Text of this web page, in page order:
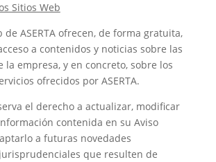
Sitios Web
de ASERTA ofrecen, de forma gratuita,
a contenidos y noticias sobre las
la empresa, y en concreto, sobre los
ofrecidos por ASERTA.
el derecho a actualizar, modificar
contenida en su Aviso
a futuras novedades
que resulten de